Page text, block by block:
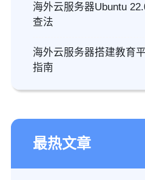
海外云服务器Ubuntu
查法
海外云服务器搭建教育
指南
最热文章